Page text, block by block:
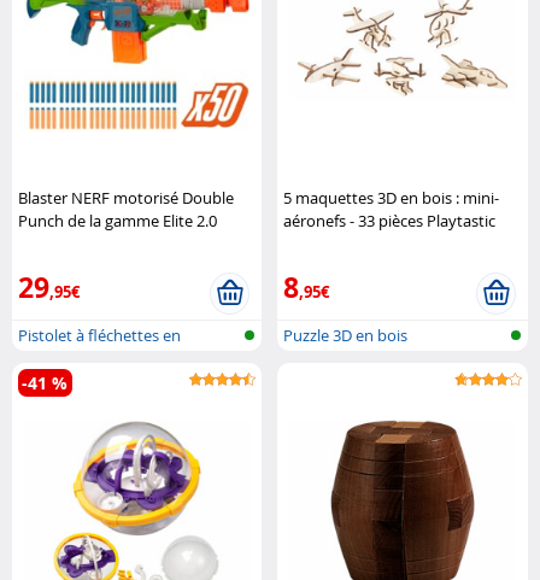
Blaster NERF motorisé Double
Punch de la gamme Elite 2.0
29,95€
Pistolet à fléchettes en
mousse
5 maquettes 3D en bois : mini-
aéronefs - 33 pièces Playtastic
8,95€
Puzzle 3D en bois
-41 %